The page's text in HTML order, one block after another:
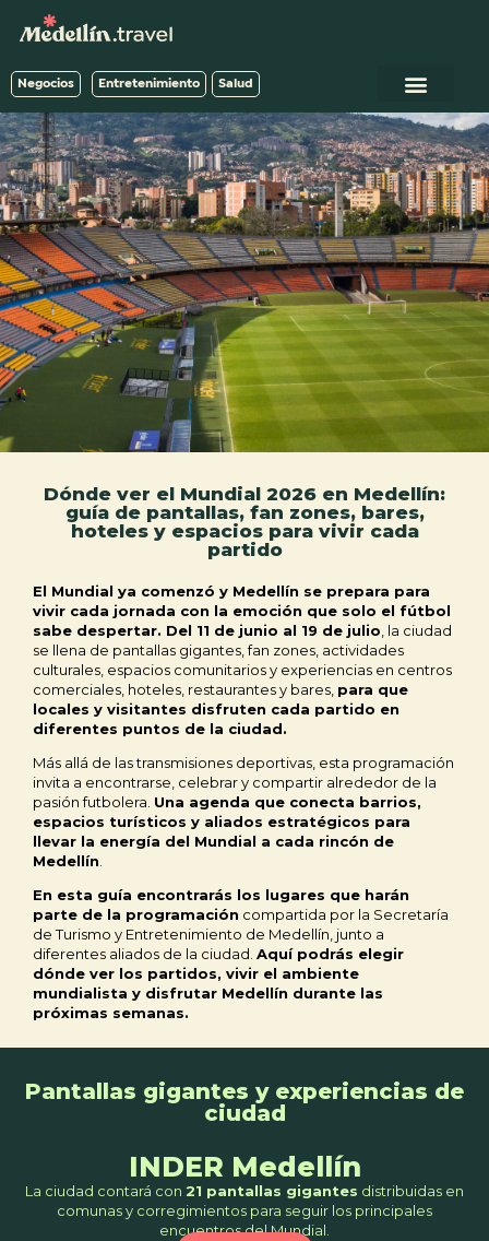
Negocios Entretenimiento Salud
Dónde ver el Mundial 2026 en Medellín:
guía de pantallas, fan zones, bares,
hoteles y espacios para vivir cada
partido
El Mundial ya comenzó y Medellín se prepara para
vivir cada jornada con la emoción que solo el fútbol
sabe despertar. Del 11 de junio al 19 de julio, la ciudad
se llena de pantallas gigantes, fan zones, actividades
culturales, espacios comunitarios y experiencias en centros
comerciales, hoteles, restaurantes y bares, para que
locales y visitantes disfruten cada partido en
diferentes puntos de la ciudad.
Más allá de las transmisiones deportivas, esta programación
invita a encontrarse, celebrar y compartir alrededor de la
pasión futbolera. Una agenda que conecta barrios,
espacios turísticos y aliados estratégicos para
llevar la energía del Mundial a cada rincón de
Medellín.
En esta guía encontrarás los lugares que harán
parte de la programación compartida por la Secretaría
de Turismo y Entretenimiento de Medellín, junto a
diferentes aliados de la ciudad. Aquí podrás elegir
dónde ver los partidos, vivir el ambiente
mundialista y disfrutar Medellín durante las
próximas semanas.
Pantallas gigantes y experiencias de
ciudad
INDER Medellín
La ciudad contará con 21 pantallas gigantes distribuidas en
comunas y corregimientos para seguir los principales
encuentros del Mundial.